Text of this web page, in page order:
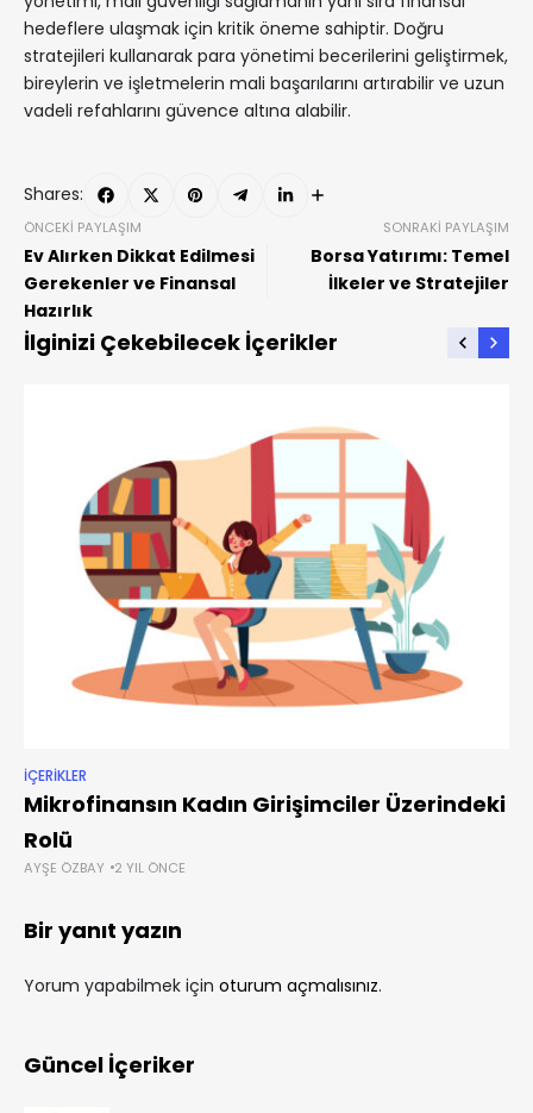
hedeflere ulaşmak için kritik öneme sahiptir. Doğru
stratejileri kullanarak para yönetimi becerilerini geliştirmek,
bireylerin ve işletmelerin mali başarılarını artırabilir ve uzun
vadeli refahlarını güvence altına alabilir.
Shares:
ÖNCEKI PAYLAŞIM
Ev Alırken Dikkat Edilmesi
Gerekenler ve Finansal
Hazırlık
SONRAKI PAYLAŞIM
Borsa Yatırımı: Temel
İlkeler ve Stratejiler
İlginizi Çekebilecek İçerikler
İÇERIKLER
Mikrofinansın Kadın Girişimciler Üzerindeki
Rolü
AYŞE ÖZBAY 2 YIL ÖNCE
Bir yanıt yazın
Yorum yapabilmek için oturum açmalısınız.
Güncel İçeriker